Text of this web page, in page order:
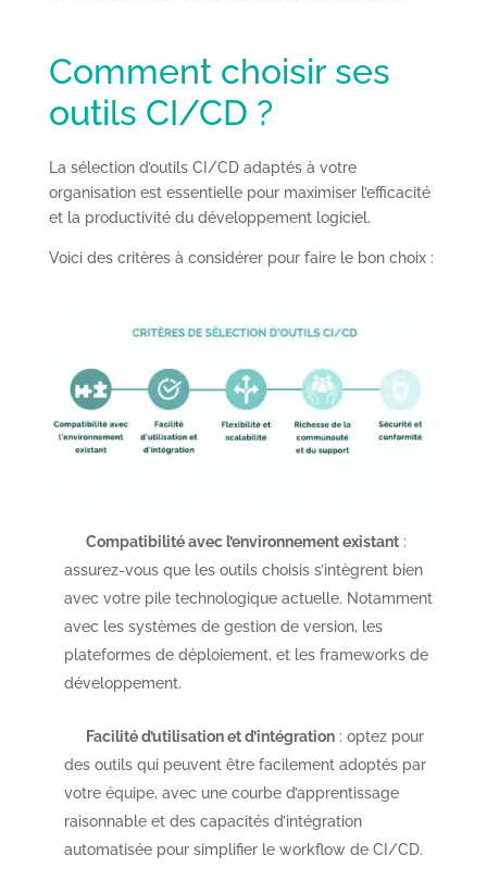
Comment choisir ses
outils CI/CD ?
La sélection d’outils CI/CD adaptés à votre
organisation est essentielle pour maximiser l’efficacité
et la productivité du développement logiciel.
Voici des critères à considérer pour faire le bon choix :
Compatibilité avec l’environnement existant:
assurez-vous que les outils choisis s’intègrent bien
avec votre pile technologique actuelle. Notamment
avec les systèmes de gestion de version, les
plateformes de déploiement, et les frameworks de
développement.
Facilité d’utilisation et d’intégration: optez pour
des outils qui peuvent être facilement adoptés par
votre équipe, avec une courbe d’apprentissage
raisonnable et des capacités d’intégration
automatisée pour simplifier le workflow de CI/CD.